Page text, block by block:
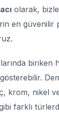
olarak,
en güvenilir
biriken
krom, nikel
farklı